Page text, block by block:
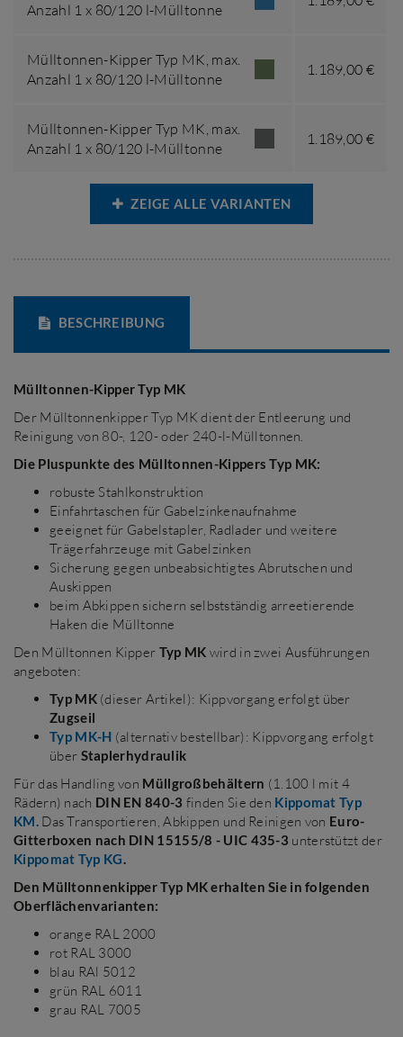
Anzahl 1 x 80/120 l-Mülltonne
Mülltonnen-Kipper Typ MK, max.
Anzahl 1 x 80/120 l-Mülltonne
1.189,00 €
Mülltonnen-Kipper Typ MK, max.
Anzahl 1 x 80/120 l-Mülltonne
1.189,00 €
ZEIGE ALLE VARIANTEN
BESCHREIBUNG
Mülltonnen-Kipper Typ MK
Der Mülltonnenkipper Typ MK dient der Entleerung und
Reinigung von 80-, 120- oder 240-l-Mülltonnen.
Die Pluspunkte des Mülltonnen-Kippers Typ MK:
robuste Stahlkonstruktion
Einfahrtaschen für Gabelzinkenaufnahme
geeignet für Gabelstapler, Radlader und weitere
Trägerfahrzeuge mit Gabelzinken
Sicherung gegen unbeabsichtigtes Abrutschen und
Auskippen
beim Abkippen sichern selbstständig arreetierende
Haken die Mülltonne
Den Mülltonnen Kipper Typ MK wird in zwei Ausführungen
angeboten:
Typ MK(dieser Artikel): Kippvorgang erfolgt über
Zugseil
Typ MK-H (alternativ bestellbar): Kippvorgang erfolgt
über Staplerhydraulik
Für das Handling von Müllgroßbehältern (1.100 l mit 4
Rädern) nach DIN EN 840-3 finden Sie den Kippomat Typ
KM.Das Transportieren, Abkippen und Reinigen von Euro-
Gitterboxen nach DIN 15155/8 - UIC 435-3 unterstützt der
Kippomat Typ KG.
Den Mülltonnenkipper Typ MK erhalten Sie in folgenden
Oberflächenvarianten:
orange RAL 2000
rot RAL 3000
blau RAl 5012
grün RAL 6011
grau RAL 7005